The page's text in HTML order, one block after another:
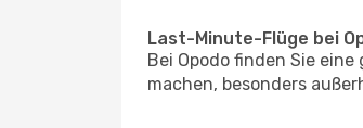
Last-Minute-Flüge bei
Bei Opodo finden Sie
machen, besonders